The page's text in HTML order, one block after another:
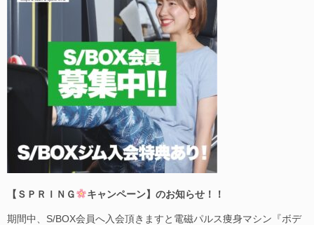
【ＳＰＲＩＮＧ キャンペーン】のお知らせ！！
期間中、S/BOX会員へ入会頂きますと電磁パルス痩身マシン『ボデ